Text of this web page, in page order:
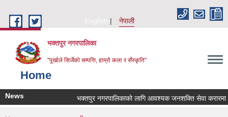
English
नेपाली
भक्तपुर नगरपालिका
"पूर्खाले सिर्जेको सम्पत्ति, हाम्रो कला र सँस्कृति"
Home
News भक्तपुर नगरपालिकाको लागि आवश्यक जनशक्ति सेवा करारमा